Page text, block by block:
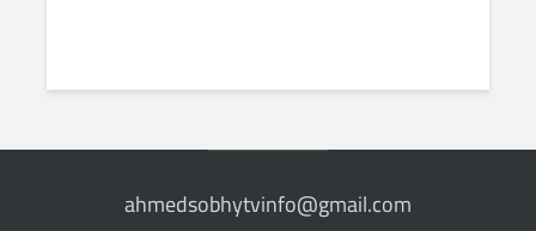
ahmedsobhytvinfo@gmail.com